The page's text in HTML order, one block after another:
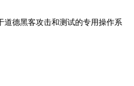
德黑客攻击和测试的专用操作系